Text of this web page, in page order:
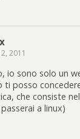
2011
io sono solo un
ti posso
che consiste
a linux)